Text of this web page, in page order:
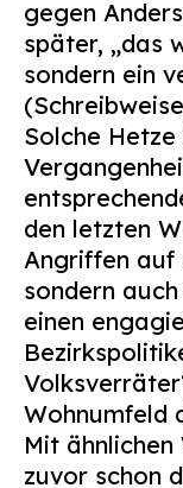
gegen
später, „das
sondern ein
Solche
den letzten
Angriffen auf
sondern
einen
Wohnumfeld
Mit
zuvor schon